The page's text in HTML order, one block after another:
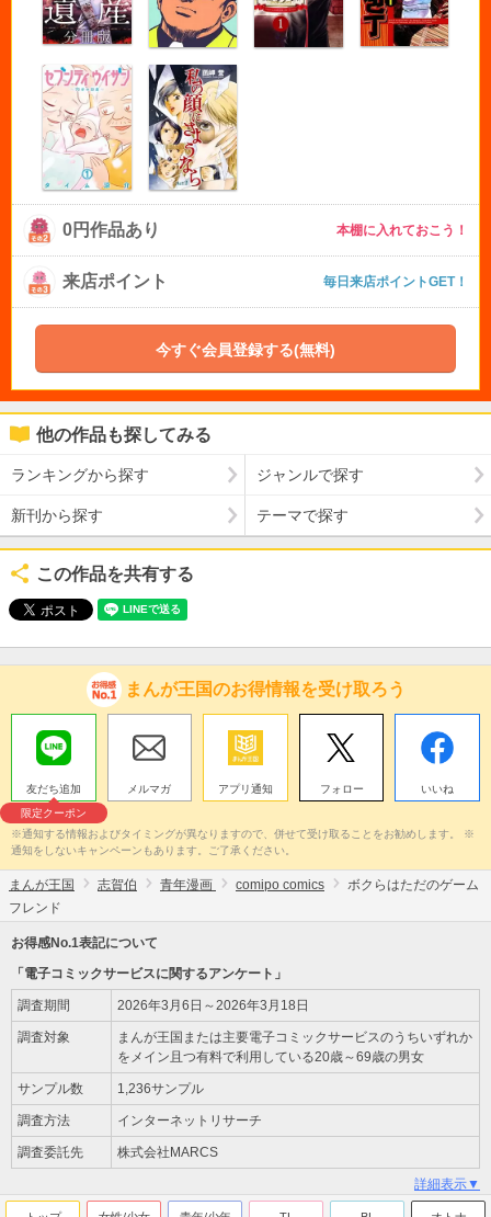
0円作品あり 本棚に入れておこう！
来店ポイント 毎日来店ポイントGET！
今すぐ会員登録する(無料)
他の作品も探してみる
ランキングから探す ジャンルで探す
新刊から探す テーマで探す
この作品を共有する
まんが王国のお得情報を受け取ろう
友だち追加
限定クーポン
メルマガ アプリ通知 フォロー いいね
※通知する情報およびタイミングが異なりますので、併せて受け取ることをお勧めします。 ※
通知をしないキャンペーンもあります。ご了承ください。
まんが王国 志賀伯 青年漫画 comipo comics
ボクらはただのゲーム
フレンド
お得感No.1表記について
「電子コミックサービスに関するアンケート」
調査期間 2026年3月6日～2026年3月18日
調査対象
まんが王国または主要電子コミックサービスのうちいずれか
をメイン且つ有料で利用している20歳～69歳の男女
サンプル数 1,236サンプル
調査方法 インターネットリサーチ
調査委託先 株式会社MARCS
詳細表示▼